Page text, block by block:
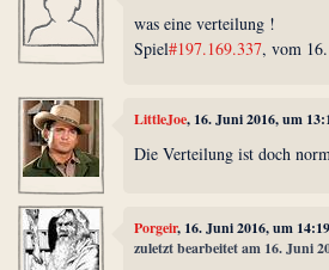
was eine verteilung !
Spiel#197.169.337, vom
LittleJoe, 16. Juni 2016, um
Die Verteilung ist doch
Porgeir, 16. Juni 2016, um 14:19
zuletzt bearbeitet am 16. Juni